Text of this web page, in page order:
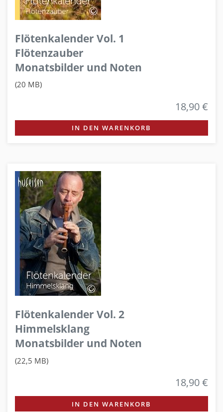
Flötenkalender Vol. 1
Flötenzauber
Monatsbilder und Noten
(20 MB)
18,90 €
IN DEN WARENKORB
Flötenkalender Vol. 2
Himmelsklang
Monatsbilder und Noten
(22,5 MB)
18,90 €
IN DEN WARENKORB